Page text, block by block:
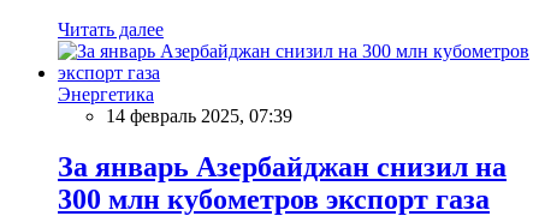
Читать далее
Энергетика
14 февраль 2025, 07:39
За январь Азербайджан снизил на
300 млн кубометров экспорт газа